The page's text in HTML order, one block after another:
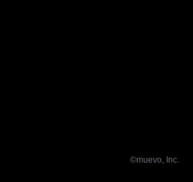
©︎muevo, Inc.